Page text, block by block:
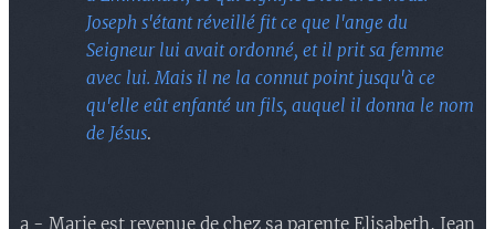
Joseph s'étant réveillé fit ce que l'ange du
Seigneur lui avait ordonné, et il prit sa femme
avec lui. Mais il ne la connut point jusqu'à ce
qu'elle eût enfanté un fils, auquel il donna le nom
de Jésus.
a - Marie est revenue de chez sa parente Elisabeth, Jean